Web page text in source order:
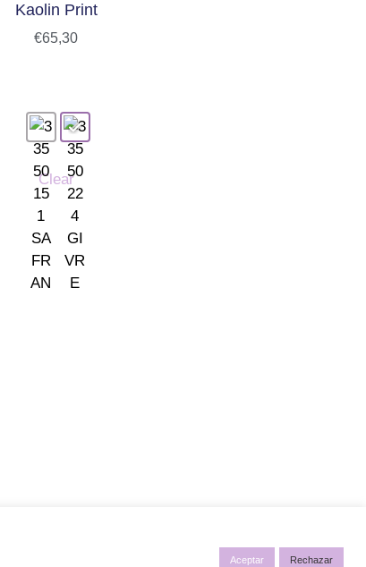
Kaolin Print
€65,30
Clear
Aceptar Rechazar